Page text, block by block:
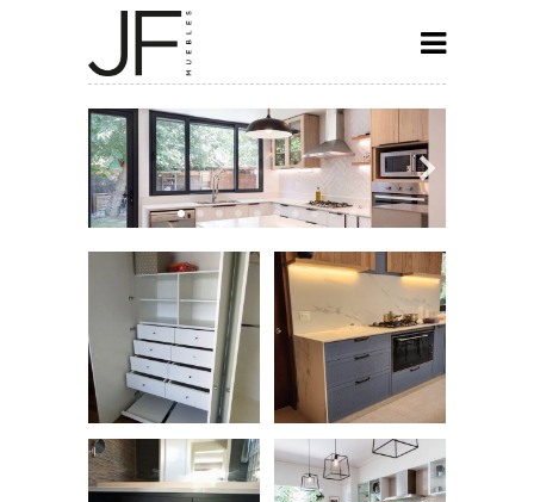
INICIO
COCINAS
CLOSET
BAÑOS
ESPECIALES
CONTACTO